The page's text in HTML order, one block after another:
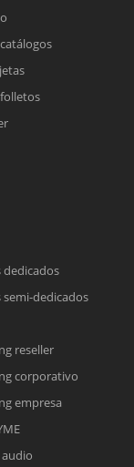
el formulario
dedicados
semi-dedicados
reseller
corporativo
empresa